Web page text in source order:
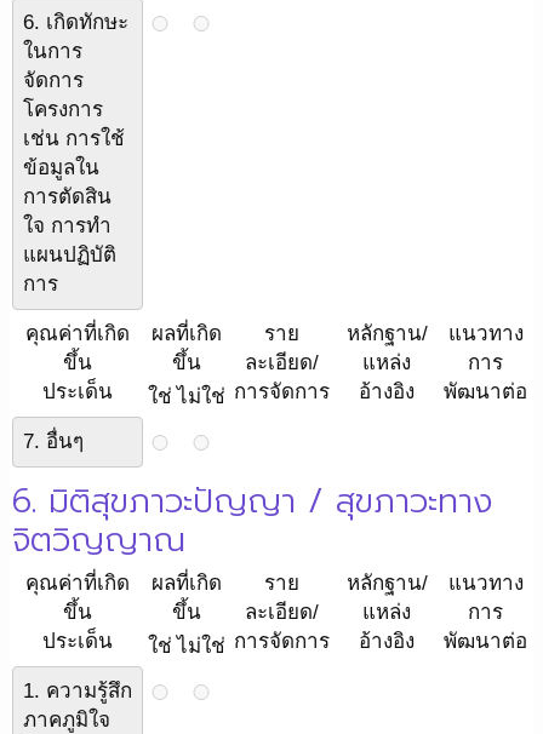
6. เกิดทักษะ
ในการ
จัดการ
โครงการ
เช่น การใช้
ข้อมูลใน
การตัดสิน
ใจ การทำ
แผนปฏิบัติ
การ
คุณค่าที่เกิด
ขึ้น
ประเด็น
ผลที่เกิด
ขึ้น
ราย
ละเอียด/
การจัดการ
หลักฐาน/
แหล่ง
อ้างอิง
แนวทาง
การ
พัฒนาต่อ
ใช่ ไม่ใช่
7. อื่นๆ
6. มิติสุขภาวะปัญญา / สุขภาวะทาง
จิตวิญญาณ
คุณค่าที่เกิด
ขึ้น
ประเด็น
ผลที่เกิด
ขึ้น
ราย
ละเอียด/
การจัดการ
หลักฐาน/
แหล่ง
อ้างอิง
แนวทาง
การ
พัฒนาต่อ
ใช่ ไม่ใช่
1. ความรู้สึก
ภาคภูมิใจ